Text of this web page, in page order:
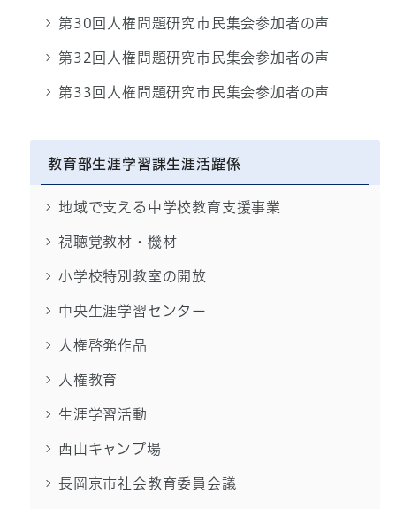
第30回人権問題研究市民集会参加者の声
第32回人権問題研究市民集会参加者の声
第33回人権問題研究市民集会参加者の声
教育部生涯学習課生涯活躍係
地域で支える中学校教育支援事業
視聴覚教材・機材
小学校特別教室の開放
中央生涯学習センター
人権啓発作品
人権教育
生涯学習活動
西山キャンプ場
長岡京市社会教育委員会議